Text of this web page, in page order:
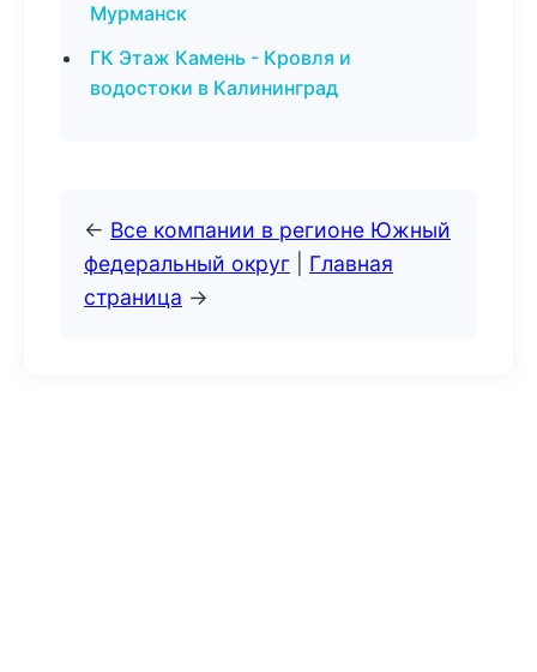
Мурманск
ГК Этаж Камень - Кровля и
водостоки в Калининград
← Все компании в регионе Южный
федеральный округ
Главная
страница →